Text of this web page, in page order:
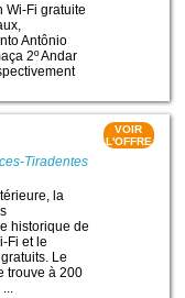
Wi-Fi gratuite
Antônio
2º Andar
Tiradentes
la
historique de
Fi et le
Le
trouve à 200
VOIR
L'OFFRE